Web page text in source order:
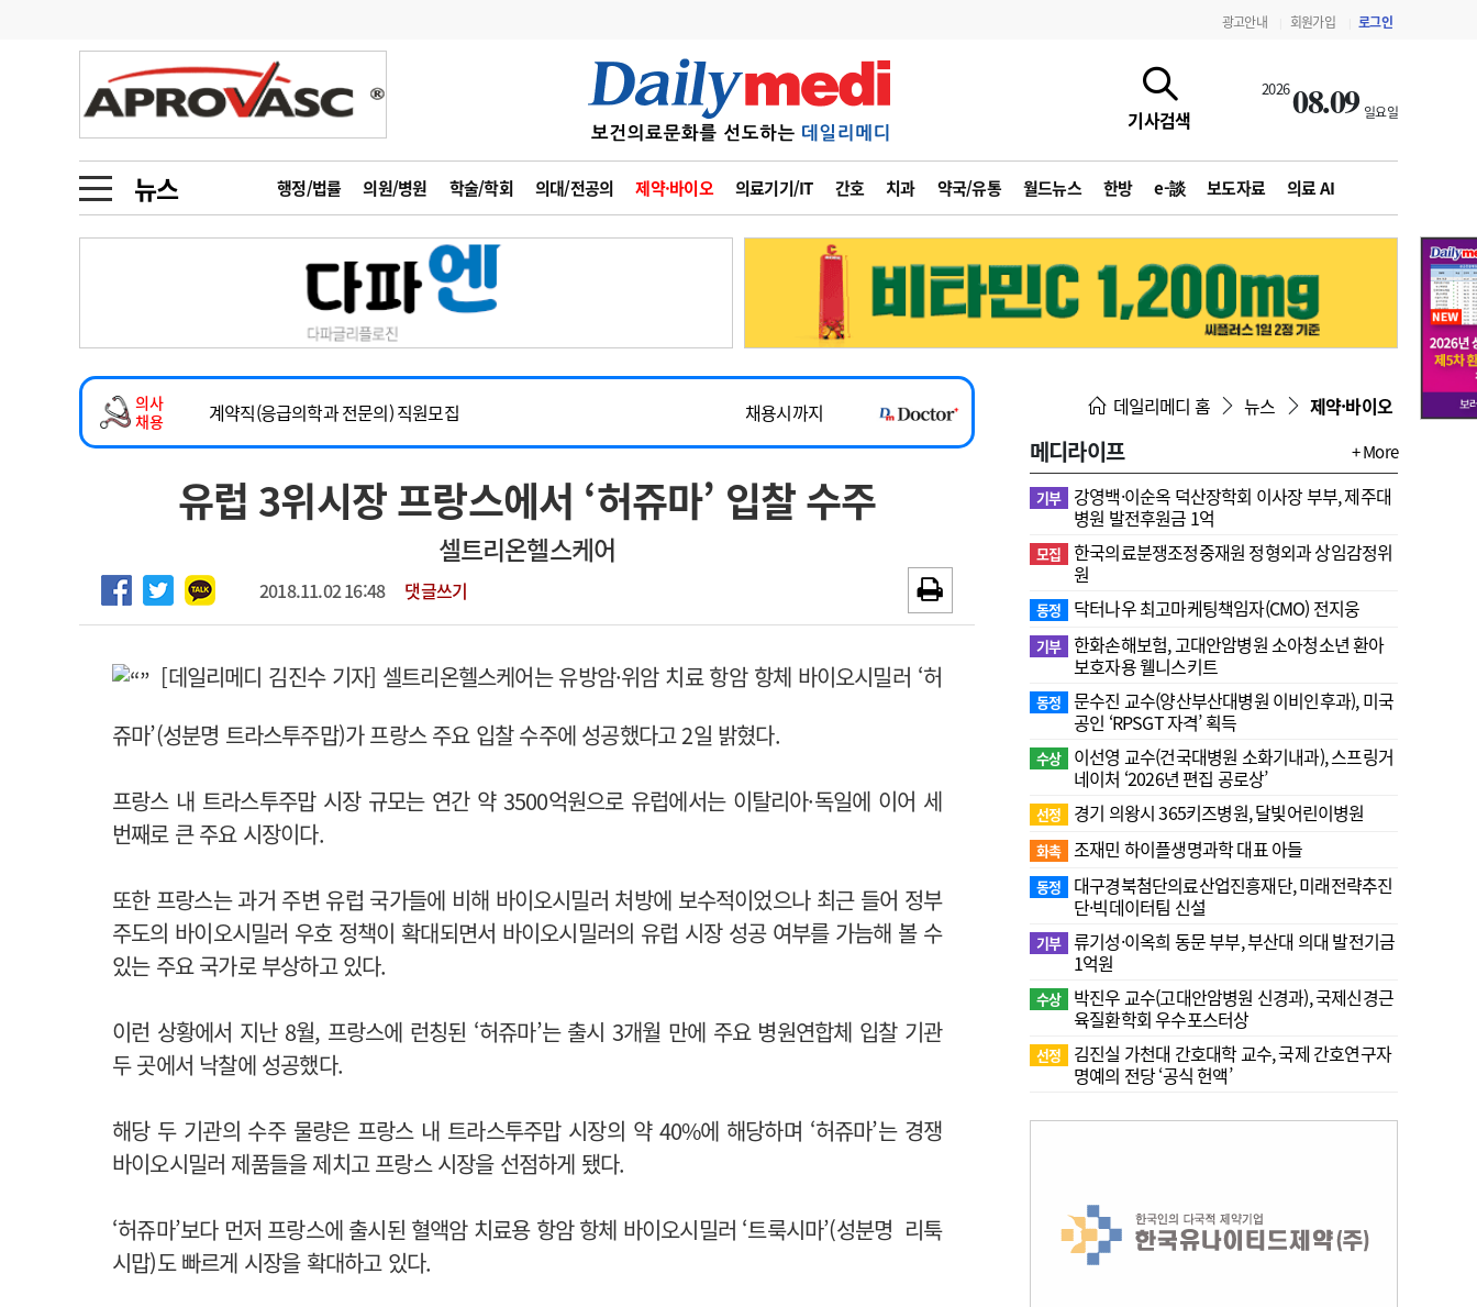
광고안내 회원가입 로그인
기사검색
202608.09 일요일
뉴스 행정/법률 의원/병원 학술/학회 의대/전공의 제약·바이오 의료기기/IT 간호 치과 약국/유통 월드뉴스 한방 e-談 보도자료 의료 AI
금주의 검색어
1
의사인력 수급 추계
2
성분명 처방
3
AI의료
4
전공의 모집 결과
6
관리급여 실시
지필공 지원책
수련환경 개선
의과대학 입시
메디인포 인사 사고
오피니언 칼럼 수첩
인물 초대석 피플
동영상뉴스
포토뉴스
메디 Hospital 지역병원 중소병원
인포메이션 행정처분 판례 정책/통계 공시 지침·기준·평가 약제급여 심사 결과
회사소개 법적고지 광고안내
의사
채용
2026년 하반기 인턴 모집
~2026-08-31
마취통증의학과 임기제 임상의사 채용
채용시까지
계약직(응급의학과 전문의) 직원모집
채용시까지
하반기 전공의(레지던트1년차) 모집
~2026-08-15
2026년 하반기 인턴 모집
~2026-08-31
마취통증의학과 임기제 임상의사 채용
유럽 3위시장 프랑스에서 ‘허쥬마’ 입찰 수주
셀트리온헬스케어
2018.11.02 16:48 댓글쓰기
[데일리메디 김진수 기자] 셀트리온헬스케어는 유방암·위암 치료 항암 항체 바이오시밀러 ‘허
쥬마’(성분명 트라스투주맙)가 프랑스 주요 입찰 수주에 성공했다고 2일 밝혔다.
프랑스 내 트라스투주맙 시장 규모는 연간 약 3500억원으로 유럽에서는 이탈리아·독일에 이어 세
번째로 큰 주요 시장이다.
또한 프랑스는 과거 주변 유럽 국가들에 비해 바이오시밀러 처방에 보수적이었으나 최근 들어 정부
주도의 바이오시밀러 우호 정책이 확대되면서 바이오시밀러의 유럽 시장 성공 여부를 가늠해 볼 수
있는 주요 국가로 부상하고 있다.
이런 상황에서 지난 8월, 프랑스에 런칭된 ‘허쥬마’는 출시 3개월 만에 주요 병원연합체 입찰 기관
두 곳에서 낙찰에 성공했다.
해당 두 기관의 수주 물량은 프랑스 내 트라스투주맙 시장의 약 40%에 해당하며 ‘허쥬마’는 경쟁
바이오시밀러 제품들을 제치고 프랑스 시장을 선점하게 됐다.
‘허쥬마’보다 먼저 프랑스에 출시된 혈액암 치료용 항암 항체 바이오시밀러 ‘트룩시마’(성분명 리툭
시맙)도 빠르게 시장을 확대하고 있다.
데일리메디 홈 뉴스 제약·바이오
메디라이프 + More
기부
강영백·이순옥 덕산장학회 이사장 부부, 제주대
병원 발전후원금 1억
모집
한국의료분쟁조정중재원 정형외과 상임감정위
원
동정 닥터나우 최고마케팅책임자(CMO) 전지웅
기부 한화손해보험, 고대안암병원 소아청소년 환아
보호자용 웰니스키트
동정
문수진 교수( 양산부산대병원 이비인후과), 미국
공인 ‘RPSGT 자격’ 획득
수상
이선영 교수(건국대병원 소화기내과), 스프링거
네이처 ‘2026년 편집 공로상’
선정 경기 의왕시 365키즈병원, 달빛어린이병원
화촉 조재민 하이플생명과학 대표 아들
동정
대구경북첨단의료산업진흥재단, 미래전략추진
단·빅데이터팀 신설
기부 류기성·이옥희 동문 부부, 부산대 의대 발전기금
1억원
수상
박진우 교수(고대안암병원 신경과), 국제신경근
육질환학회 우수포스터상
선정
김진실 가천대 간호대학 교수, 국제 간호연구자
명예의 전당 ‘공식 헌액’